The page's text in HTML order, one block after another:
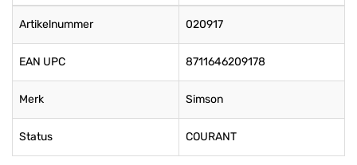
Artikelnummer 020917
EAN UPC 8711646209178
Merk Simson
Status COURANT